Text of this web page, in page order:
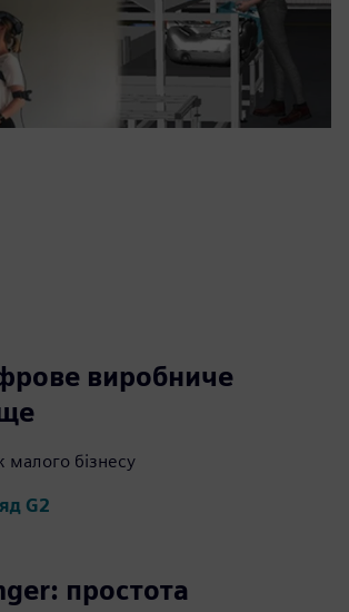
виробниче
бізнесу
G2
простота